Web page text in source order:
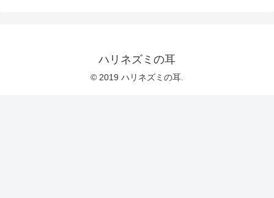
ハリネズミの耳
© 2019 ハリネズミの耳.